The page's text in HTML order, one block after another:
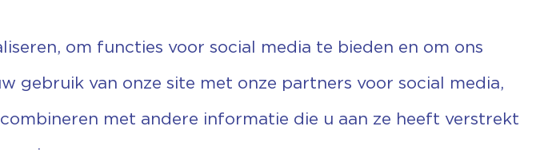
Fiscaal: 819280288
Rek.nr: NL85RABO0127579230
om functies voor social media te bieden en om ons
gebruik van onze site met onze partners voor social media,
met andere informatie die u aan ze heeft verstrekt